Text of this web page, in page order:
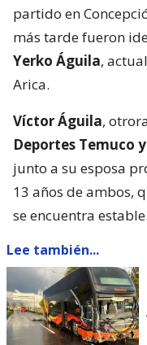
partido en
más tarde fueron
Yerko Águila,
Arica.
Víctor Águila,
Deportes Temuco
junto a su esposa
13 años de ambos,
se encuentra estable.
Lee también...